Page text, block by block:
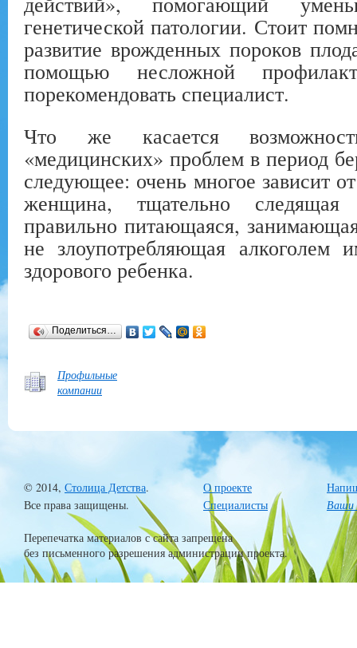
генетической патологии. Стоит
развитие врожденных пороков
помощью несложной
порекомендовать специалист.
Что же касается
«медицинских» проблем в период
следующее: очень многое зависит
женщина, тщательно
правильно питающаяся,
не злоупотребляющая алкоголем
здорового ребенка.
Поделиться…
Профильные
компании
© 2014, Столица Детства.
Все права защищены.
О проекте
Специалисты
Ваши
Перепечатка материалов с сайта запрещена
без письменного разрешения администрации проекта.